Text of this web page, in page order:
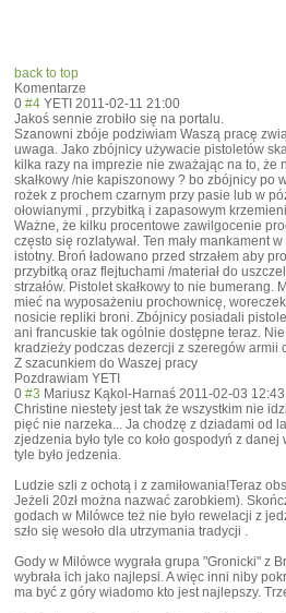
back to top
Komentarze
0 #4 YETI 2011-02-11 21:00
Jakoś sennie zrobiło się na portalu.
Szanowni zbóje podziwiam Waszą pracę
uwaga. Jako zbójnicy używacie pistoletów
kilka razy na imprezie nie zważając na to,
skałkowy /nie kapiszonowy ? bo zbójnicy po
rożek z prochem czarnym przy pasie lub w
ołowianymi , przybitką i zapasowym
Ważne, że kilku procentowe zawilgocenie
często się rozlatywał. Ten mały mankament
istotny. Broń ładowano przed strzałem aby
przybitką oraz flejtuchami /materiał do
strzałów. Pistolet skałkowy to nie
mieć na wyposażeniu prochownicę,
nosicie repliki broni. Zbójnicy posiadali
ani francuskie tak ogólnie dostępne teraz.
kradzieży podczas dezercji z szeregów armii
Z szacunkiem do Waszej pracy
Pozdrawiam YETI
0 #3 Mariusz Kąkol-Harnaś 2011-02-03 12:43
Christine niestety jest tak że wszystkim nie
pięć nie narzeka... Ja chodzę z dziadami od
zjedzenia było tyle co koło gospodyń z
tyle było jedzenia.
Ludzie szli z ochotą i z zamiłowania!Teraz
Jeżeli 20zł można nazwać zarobkiem).
godach w Milówce też nie było rewelacji z
szło się wesoło dla utrzymania tradycji .
Gody w Milówce wygrała grupa "Gronicki" z
wybrała ich jako najlepsi. A więc inni niby
ma być z góry wiadomo kto jest najlepszy.